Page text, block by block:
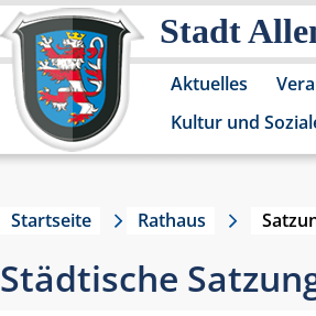
Stadt
Aktuelles
Kultur und
Startseite Rathaus
Städtische